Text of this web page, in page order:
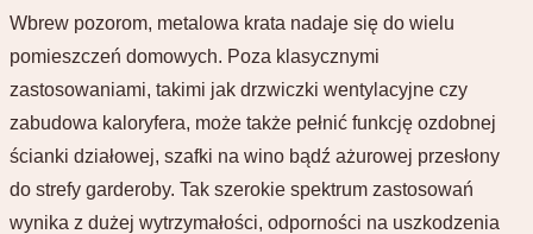
Wbrew pozorom, metalowa krata nadaje się do wielu
pomieszczeń domowych. Poza klasycznymi
zastosowaniami, takimi jak drzwiczki wentylacyjne czy
zabudowa kaloryfera, może także pełnić funkcję ozdobnej
ścianki działowej, szafki na wino bądź ażurowej przesłony
do strefy garderoby. Tak szerokie spektrum zastosowań
wynika z dużej wytrzymałości, odporności na uszkodzenia